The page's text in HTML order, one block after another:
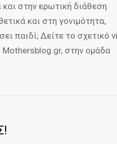
στην ερωτική διάθεση
και στη γονιμότητα,
παιδί; Δείτε το σχετικό
στην ομάδα